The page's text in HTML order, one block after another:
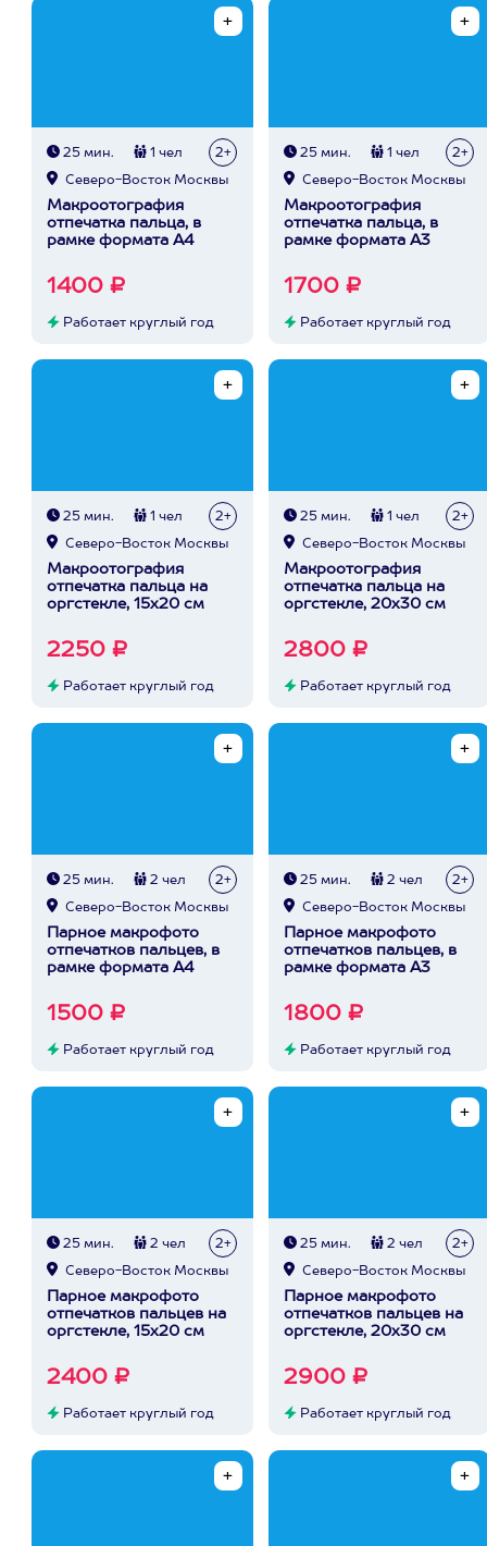
25 мин. 1 чел 2+
Северо-Восток Москвы
Макроотография
отпечатка пальца, в
рамке формата А4
1400 ₽
Работает круглый год
25 мин. 1 чел 2+
Северо-Восток Москвы
Макроотография
отпечатка пальца, в
рамке формата А3
1700 ₽
Работает круглый год
25 мин. 1 чел 2+
Северо-Восток Москвы
Макроотография
отпечатка пальца на
оргстекле, 15х20 см
2250 ₽
Работает круглый год
25 мин. 1 чел 2+
Северо-Восток Москвы
Макроотография
отпечатка пальца на
оргстекле, 20х30 см
2800 ₽
Работает круглый год
25 мин. 2 чел 2+
Северо-Восток Москвы
Парное макрофото
отпечатков пальцев, в
рамке формата А4
1500 ₽
Работает круглый год
25 мин. 2 чел 2+
Северо-Восток Москвы
Парное макрофото
отпечатков пальцев, в
рамке формата А3
1800 ₽
Работает круглый год
25 мин. 2 чел 2+
Северо-Восток Москвы
Парное макрофото
отпечатков пальцев на
оргстекле, 15х20 см
2400 ₽
Работает круглый год
25 мин. 2 чел 2+
Северо-Восток Москвы
Парное макрофото
отпечатков пальцев на
оргстекле, 20х30 см
2900 ₽
Работает круглый год